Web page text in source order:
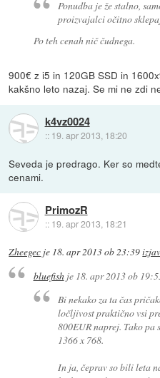
Ponudba je že stalno,
proizvajalci očitno
Po teh cenah nič čudnega.
900€ z i5 in 120GB SSD in
kakšno leto nazaj. Se mi ne zdi
k4vz0024
:: 19. apr 2013, 18:20
Seveda je predrago. Ker so
cenami.
PrimozR
:: 19. apr 2013, 18:21
Zheegec je 18. apr 2013 ob 23:39
bluefishje 18. apr 2013 ob
Bi nekako za ta čas
ločljivost praktično vsi
800EUR naprej. Tako pa
1366 x 768.
In ja, čeprav so bili leta